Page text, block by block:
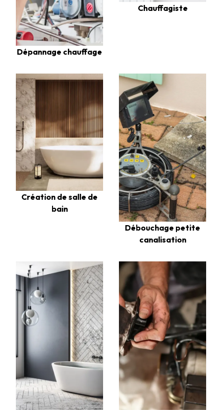
Dépannage chauffage
Chauffagiste
Création de salle de
bain
Débouchage petite
canalisation